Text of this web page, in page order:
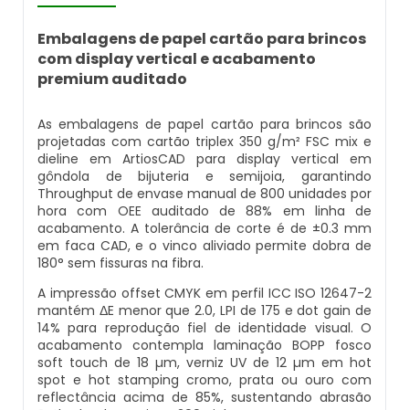
Embalagem Papel Cartão Onde Comprar
Embalagens De Papel Cartão Com Blister
Pvc
Embalagens De Papel Cartão Para
Alimentos Congelados
Frita
Embalagens De Papel Cartão Para Biscoitos
Embalagens De Papel Cartão Para Bolo
Solapa Embalagem
Solapa Embalagem Personalizada
Solapa Para Embalagem Natal
Solapa Para Embalar Aniversário
Solapa Para Embalar Brinquedo
Solapa Para Embalar Comida
Solapa Para Embalar Ingredientes
Solapa Para Embalar Materiais
Calendário De Mesa Espiral Personalizado
Calendário De Mesa Grande
Calendário De Mesa Onde Comprar
Calendário De Mesa Para Anotações
Calendário De Mesa Para Imprimir
Calendário De Mesa Personalizado
Calendário De Mesa Personalizado Com
Fotos
Blister Pet
Blister Selado
Blister Vacuum Forming
Comprar Embalagem Blister
Embalagem Blister
Embalagem Blister Para Alimentos
Embalagem Blister Preço
Embalagem Blister Selado
Embalagens de papel cartão para brincos
com display vertical e acabamento
premium auditado
As embalagens de papel cartão para brincos são
projetadas com cartão triplex 350 g/m² FSC mix e
dieline em ArtiosCAD para display vertical em
gôndola de bijuteria e semijoia, garantindo
Throughput de envase manual de 800 unidades por
hora com OEE auditado de 88% em linha de
acabamento. A tolerância de corte é de ±0.3 mm
em faca CAD, e o vinco aliviado permite dobra de
180° sem fissuras na fibra.
A impressão offset CMYK em perfil ICC ISO 12647-2
mantém ΔE menor que 2.0, LPI de 175 e dot gain de
14% para reprodução fiel de identidade visual. O
acabamento contempla laminação BOPP fosco
soft touch de 18 µm, verniz UV de 12 µm em hot
spot e hot stamping cromo, prata ou ouro com
reflectância acima de 85%, sustentando abrasão